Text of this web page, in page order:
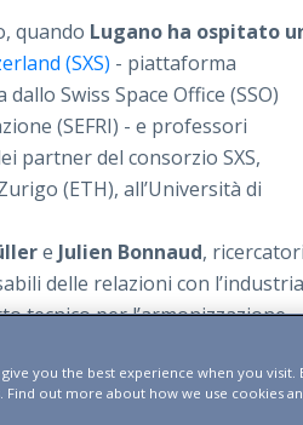
quando Lugano ha ospitato
(SXS) - piattaforma
Swiss Space Office (SSO)
(SEFRI) - e professori
partner del consorzio SXS,
(ETH), all’Università di
e Julien Bonnaud,
delle relazioni con
tecnico per l’armonizzazione
tra istituti di ricerca e
meglio di che cosa parliamo
come si situa l’USI, con il
you the best experience when you visit.
out more about how we use cookies